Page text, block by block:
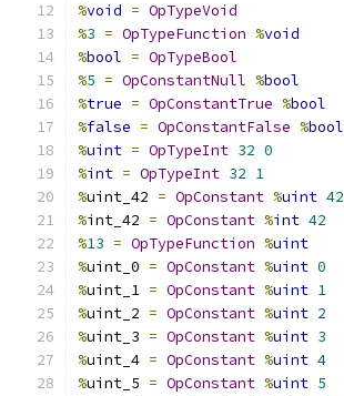
%void = OpTypeVoid
%3 = OpTypeFunction %void
%bool = OpTypeBool
%5 = OpConstantNull %bool
%true = OpConstantTrue %bool
%false = OpConstantFalse %bool
%uint = OpTypeInt 32 0
%int = OpTypeInt 32 1
%uint_42 = OpConstant %uint 42
%int_42 = OpConstant %int 42
%13 = OpTypeFunction %uint
%uint_0 = OpConstant %uint 0
%uint_1 = OpConstant %uint 1
%uint_2 = OpConstant %uint 2
%uint_3 = OpConstant %uint 3
%uint_4 = OpConstant %uint 4
%uint_5 = OpConstant %uint 5